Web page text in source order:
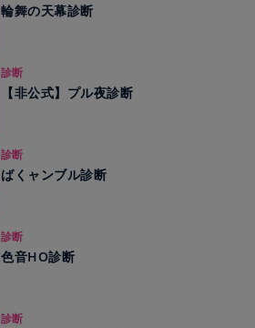
輪舞の天幕診断
診断
【非公式】プル夜診断
診断
ばくャンブル診断
診断
色音HO診断
診断